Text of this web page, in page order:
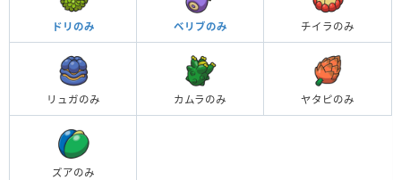
ドリのみ ベリブのみ チイラのみ
リュガのみ カムラのみ ヤタピのみ
ズアのみ